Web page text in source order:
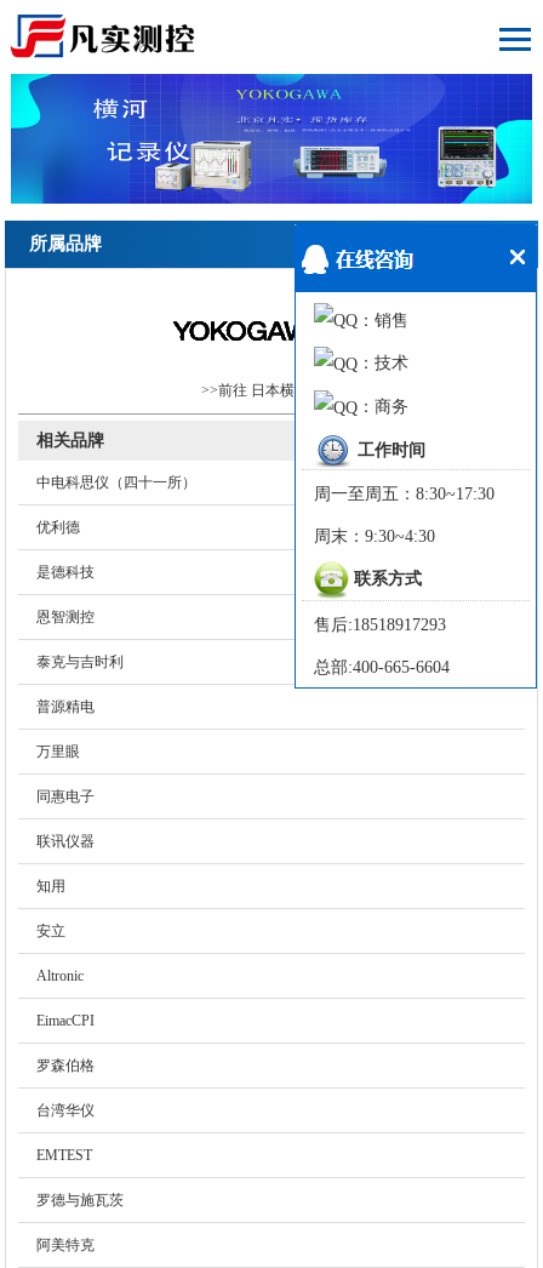
所属品牌
>>前往 日本横河 专区
相关品牌
中电科思仪（四十一所）
优利德
是德科技
恩智测控
泰克与吉时利
普源精电
万里眼
同惠电子
联讯仪器
知用
安立
Altronic
EimacCPI
罗森伯格
台湾华仪
EMTEST
罗德与施瓦茨
阿美特克
：销售
：技术
：商务
工作时间
周一至周五：8:30~17:30
周末：9:30~4:30
联系方式
售后:18518917293
总部:400-665-6604